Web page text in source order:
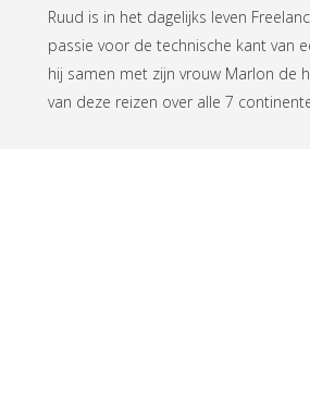
Ruud is in het dagelijks leven
passie voor de technische kant van
hij samen met zijn vrouw Marlon de
van deze reizen over alle 7